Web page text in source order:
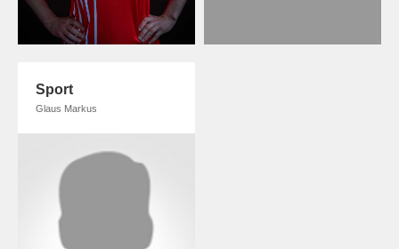
Sport
Glaus Markus